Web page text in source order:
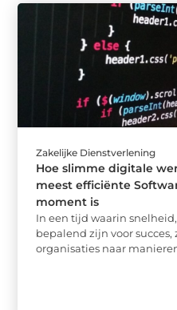
Zakelijke Dienstverlening
Hoe slimme digitale
meest efficiënte
moment is
In een tijd waarin
bepalend zijn voor succes,
organisaties naar